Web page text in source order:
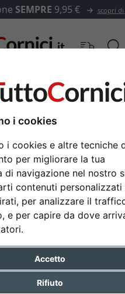
i cookies
i cookies e altre tecniche
per migliorare la tua
di navigazione nel nostro
contenuti personalizzati
per analizzare il
e per capire da dove
Accetto
Rifiuto
SEMPRE 9,95 € scopri